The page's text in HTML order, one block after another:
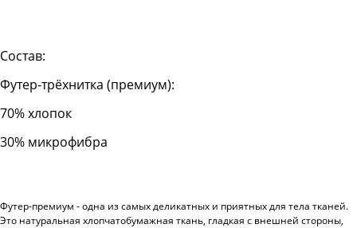
Состав:
Футер-трёхнитка (премиум):
70% хлопок
30% микрофибра
Футер-премиум - одна из самых деликатных и приятных для тела тканей.
Это натуральная хлопчатобумажная ткань, гладкая с внешней стороны,